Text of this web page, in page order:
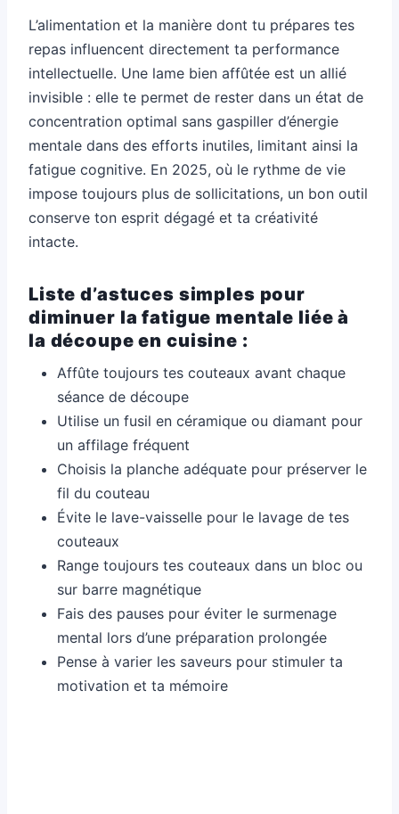
L’alimentation et la manière dont tu prépares tes
repas influencent directement ta performance
intellectuelle. Une lame bien affûtée est un allié
invisible : elle te permet de rester dans un état de
concentration optimal sans gaspiller d’énergie
mentale dans des efforts inutiles, limitant ainsi la
fatigue cognitive. En 2025, où le rythme de vie
impose toujours plus de sollicitations, un bon outil
conserve ton esprit dégagé et ta créativité
intacte.
Liste d’astuces simples pour
diminuer la fatigue mentale liée à
la découpe en cuisine :
Affûte toujours tes couteaux avant chaque
séance de découpe
Utilise un fusil en céramique ou diamant pour
un affilage fréquent
Choisis la planche adéquate pour préserver le
fil du couteau
Évite le lave-vaisselle pour le lavage de tes
couteaux
Range toujours tes couteaux dans un bloc ou
sur barre magnétique
Fais des pauses pour éviter le surmenage
mental lors d’une préparation prolongée
Pense à varier les saveurs pour stimuler ta
motivation et ta mémoire